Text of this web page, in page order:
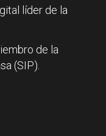
líder de la
de la
(SIP).